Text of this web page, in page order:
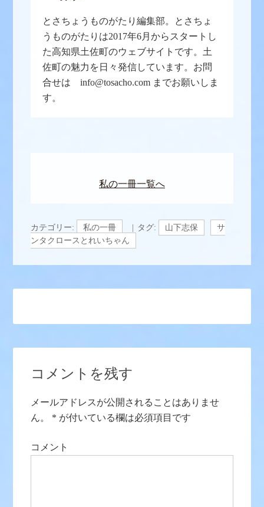
とさちょうものがたり編集部。とさちょ
うものがたりは2017年6月からスタートし
た高知県土佐町のウェブサイトです。土
佐町の魅力を日々発信しています。お問
合せは info@tosacho.com までお願いしま
す。
私の一冊一覧へ
カテゴリー: 私の一冊 タグ: 山下志保
サ
ンタクロースとれいちゃん
コメントを残す
メールアドレスが公開されることはありませ
ん。
* が付いている欄は必須項目です
コメント